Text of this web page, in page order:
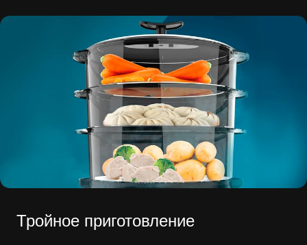
Тройное приготовление